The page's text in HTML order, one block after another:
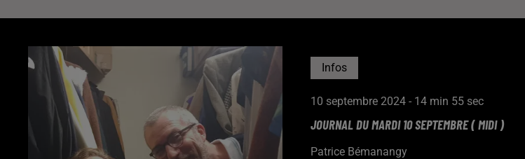
Infos
10 septembre 2024 - 14 min 55 sec
JOURNAL DU MARDI 10 SEPTEMBRE ( MIDI )
Patrice Bémanangy